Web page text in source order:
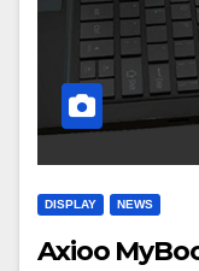
DISPLAY NEWS
Axioo